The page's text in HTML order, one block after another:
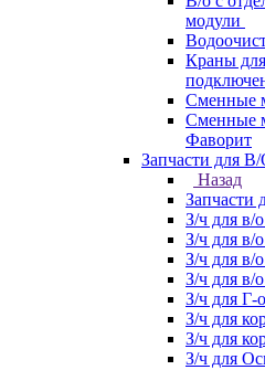
модули
Краны
Сменные
Сменные
Фаворит
Запчасти для
Назад
Запчасти
З/ч для в/
З/ч для в/
З/ч для в/
З/ч для в/
З/ч для Г-
З/ч для
З/ч для
З/ч для